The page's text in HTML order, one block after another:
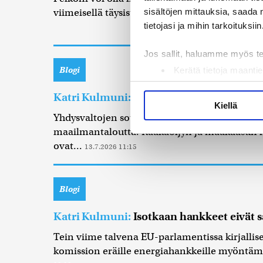
sisältöjen mittauksia, saada
tietojasi ja mihin tarkoituksiin.
Jos sallit, haluamme myös
Kerätä tietoja
Tunnistaa laitteesi
Lue lisää siitä, miten
Käytämme evästeitä
ja kävijämäärämme
kumppaneillemme tietoja
olet antanut heille tai joita
Kiellä
viimeisellä täysistuntoviikolla keskusteltiin
Blogi
Katri Kulmuni: Iranin sota tulee kalliiksi
Yhdysvaltojen sotatoimet Iranissa on
maailmantaloutta. Raakaöljyn ja maakaasun
ovat... 13.7.2026 11:15
Blogi
Katri Kulmuni:Isotkaan hankkeet eivät
Tein viime talvena EU-parlamentissa
komission eräille energiahankkeille